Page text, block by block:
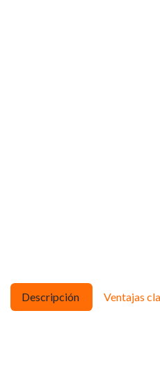
Descripción Ventajas